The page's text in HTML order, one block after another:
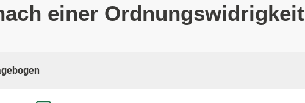
einer Ordnungswidrigkeit